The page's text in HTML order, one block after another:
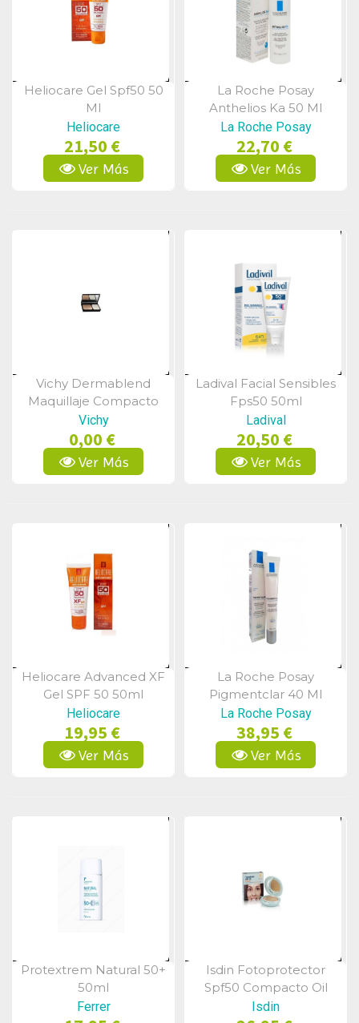
Vista Rápida
Heliocare Gel Spf50 50
Ml
Heliocare
21,50 €
Ver Más
Vista Rápida
La Roche Posay
Anthelios Ka 50 Ml
La Roche Posay
22,70 €
Ver Más
Vista Rápida
Vichy Dermablend
Maquillaje Compacto
Crema 15 Spf30 9.5
Gramos
Vichy
0,00 €
Ver Más
Vista Rápida
Ladival Facial Sensibles
Fps50 50ml
Ladival
20,50 €
Ver Más
Vista Rápida
Heliocare Advanced XF
Gel SPF 50 50ml
Heliocare
19,95 €
Ver Más
Vista Rápida
La Roche Posay
Pigmentclar 40 Ml
La Roche Posay
38,95 €
Ver Más
Vista Rápida
Protextrem Natural 50+
50ml
Ferrer
Vista Rápida
Isdin Fotoprotector
Spf50 Compacto Oil
Free Arena 10g
Isdin